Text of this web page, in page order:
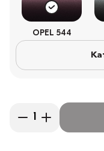
OPEL 544